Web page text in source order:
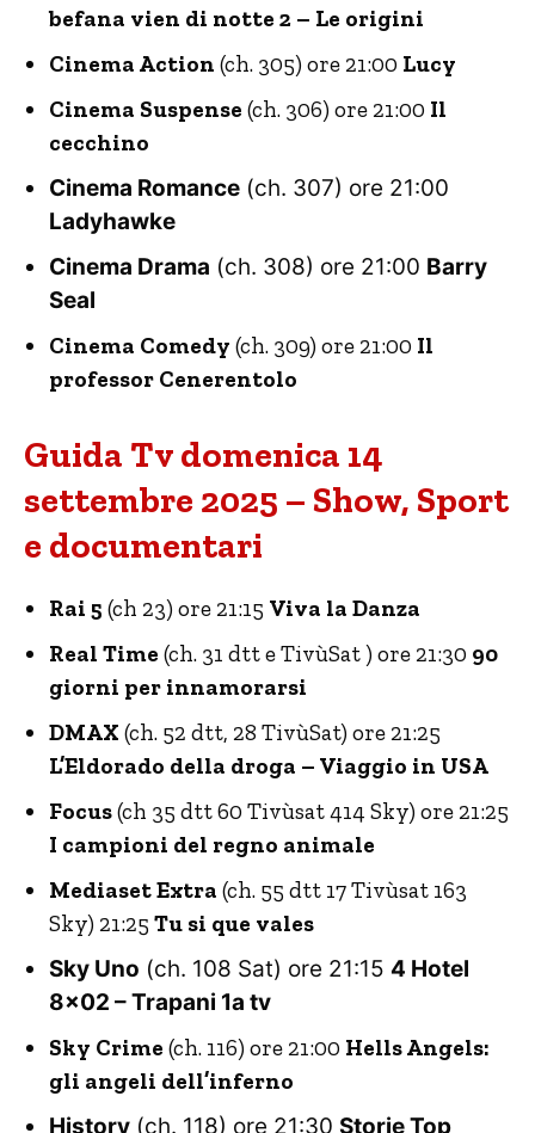
befana vien di notte 2 – Le origini
Cinema Action (ch. 305) ore 21:00 Lucy
Cinema Suspense (ch. 306) ore 21:00 Il
cecchino
Cinema Romance (ch. 307) ore 21:00
Ladyhawke
Cinema Drama (ch. 308) ore 21:00 Barry
Seal
Cinema Comedy (ch. 309) ore 21:00 Il
professor Cenerentolo
Guida Tv domenica 14
settembre 2025 – Show, Sport
e documentari
Rai 5 (ch 23) ore 21:15 Viva la Danza
Real Time (ch. 31 dtt e TivùSat ) ore 21:30 90
giorni per innamorarsi
DMAX (ch. 52 dtt, 28 TivùSat) ore 21:25
L’Eldorado della droga – Viaggio in USA
Focus(ch 35 dtt 60 Tivùsat 414 Sky) ore 21:25
I campioni del regno animale
Mediaset Extra (ch. 55 dtt 17 Tivùsat 163
Sky) 21:25 Tu si que vales
Sky Uno (ch. 108 Sat) ore 21:15 4 Hotel
8×02 – Trapani 1a tv
Sky Crime (ch. 116) ore 21:00 Hells Angels:
gli angeli dell’inferno
History (ch. 118) ore 21:30 Storie Top